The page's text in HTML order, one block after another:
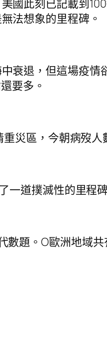
國此刻已記載到
法想象的里程碑。
衰退，但這場疫情
要多。
災區，今朝病歿人
一道撲滅性的里程
數題。O歐洲地域